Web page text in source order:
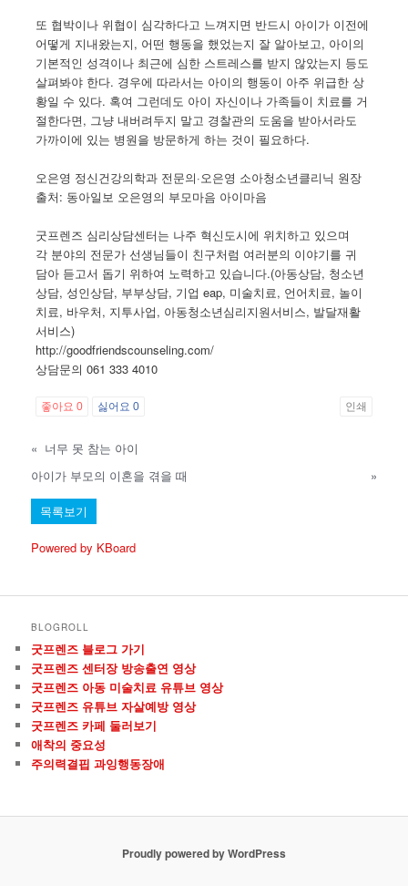
또 협박이나 위협이 심각하다고 느껴지면 반드시 아이가 이전에
어떻게 지내왔는지, 어떤 행동을 했었는지 잘 알아보고, 아이의
기본적인 성격이나 최근에 심한 스트레스를 받지 않았는지 등도
살펴봐야 한다. 경우에 따라서는 아이의 행동이 아주 위급한 상
황일 수 있다. 혹여 그런데도 아이 자신이나 가족들이 치료를 거
절한다면, 그냥 내버려두지 말고 경찰관의 도움을 받아서라도
가까이에 있는 병원을 방문하게 하는 것이 필요하다.
오은영 정신건강의학과 전문의·오은영 소아청소년클리닉 원장
출처: 동아일보 오은영의 부모마음 아이마음
굿프렌즈 심리상담센터는 나주 혁신도시에 위치하고 있으며
각 분야의 전문가 선생님들이 친구처럼 여러분의 이야기를 귀
담아 듣고서 돕기 위하여 노력하고 있습니다.(아동상담, 청소년
상담, 성인상담, 부부상담, 기업 eap, 미술치료, 언어치료, 놀이
치료, 바우처, 지투사업, 아동청소년심리지원서비스, 발달재활
서비스)
http://goodfriendscounseling.com/
상담문의 061 333 4010
좋아요0 싫어요0 인쇄
« 너무 못 참는 아이
아이가 부모의 이혼을 겪을 때
»
목록보기
Powered by KBoard
BLOGROLL
굿프렌즈 블로그 가기
굿프렌즈 센터장 방송출연 영상
굿프렌즈 아동 미술치료 유튜브 영상
굿프렌즈 유튜브 자살예방 영상
굿프렌즈 카페 둘러보기
애착의 중요성
주의력결핍 과잉행동장애
Proudly powered by WordPress